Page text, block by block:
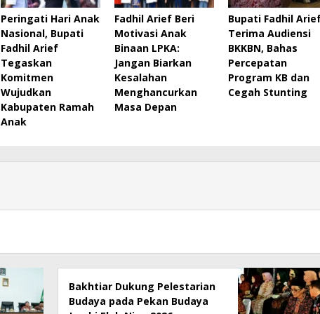
Peringati Hari Anak
Nasional, Bupati
Fadhil Arief
Tegaskan
Komitmen
Wujudkan
Kabupaten Ramah
Anak
Fadhil Arief Beri
Motivasi Anak
Binaan LPKA:
Jangan Biarkan
Kesalahan
Menghancurkan
Masa Depan
Bupati Fadhil
Terima Audiensi
BKKBN, Bahas
Percepatan
Program KB dan
Cegah Stunting
Bakhtiar Dukung Pelestarian
Budaya pada Pekan Budaya